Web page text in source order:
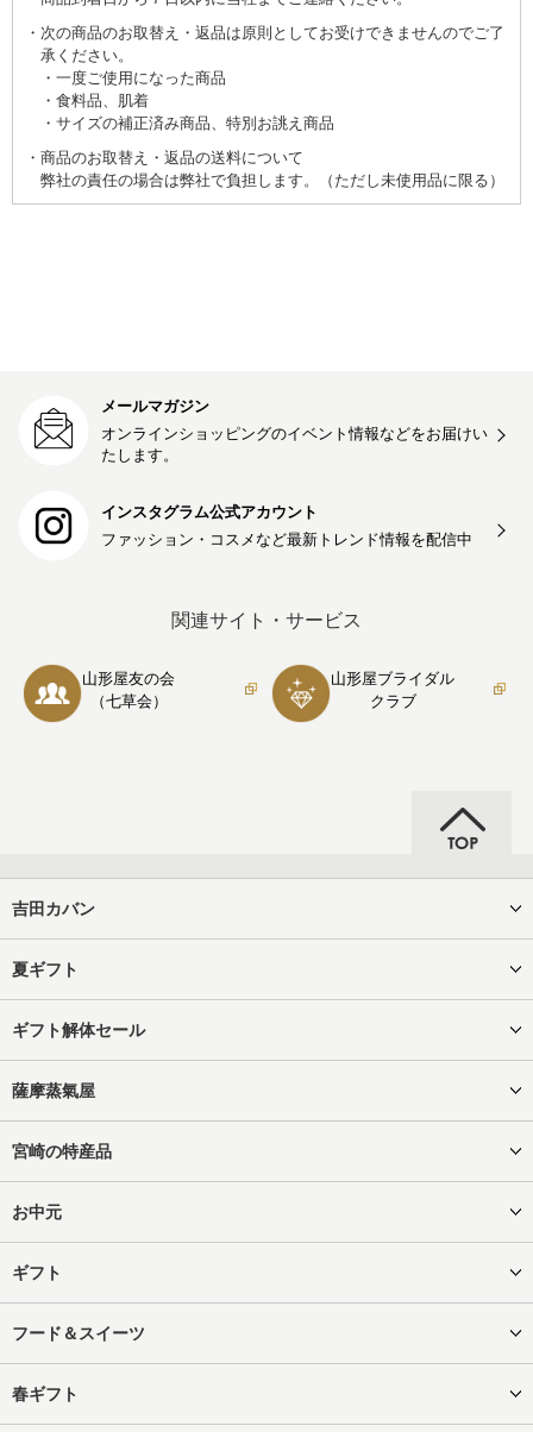
次の商品のお取替え・返品は原則としてお受けできませんのでご了
承ください。
一度ご使用になった商品
食料品、肌着
サイズの補正済み商品、特別お誂え商品
商品のお取替え・返品の送料について
弊社の責任の場合は弊社で負担します。（ただし未使用品に限る）
メールマガジン
オンラインショッピングのイベント情報などをお届けい
たします。
インスタグラム公式アカウント
ファッション・コスメなど最新トレンド情報を配信中
関連サイト・サービス
山形屋友の会
（七草会）
山形屋ブライダル
クラブ
吉田カバン
夏ギフト
ギフト解体セール
薩摩蒸氣屋
宮崎の特産品
お中元
ギフト
フード＆スイーツ
春ギフト